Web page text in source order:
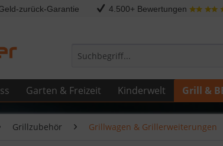
zurück-Garantie 4.500+ Bewertungen
Garten & Freizeit Kinderwelt Grill &
Grillzubehör Grillwagen & Grillerweiterungen